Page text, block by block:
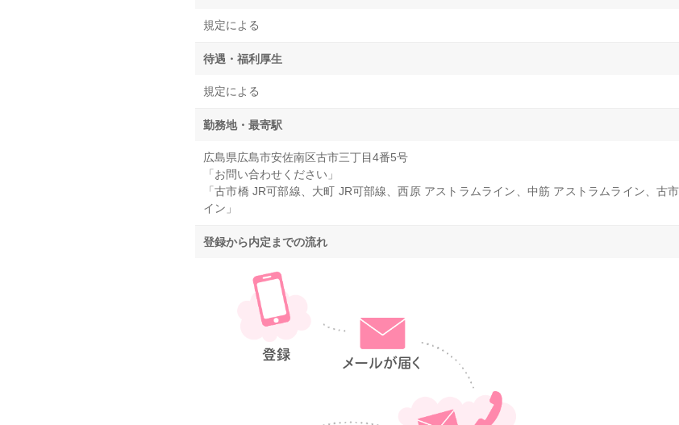
規定による
待遇・福利厚生
規定による
勤務地・最寄駅
広島県広島市安佐南区古市三丁目4番5号
「お問い合わせください」
「古市橋 JR可部線、大町 JR可部線、西原 アストラムライン、中筋 アストラムライン、古
イン」
登録から内定までの流れ